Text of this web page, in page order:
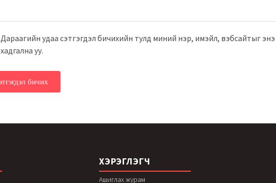
Дараагийн удаа сэтгэгдэл бичихийн тулд миний нэр, имэйл, вэбсайтыг энэ
хадгална уу.
ХЭРЭГЛЭГЧ
Ашиглах журам